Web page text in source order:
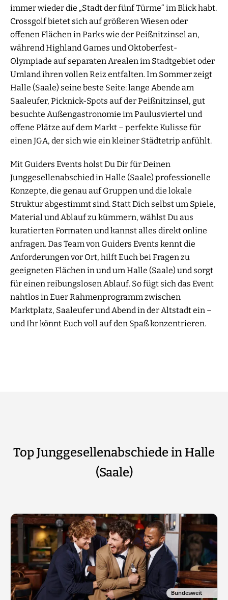
immer wieder die „Stadt der fünf Türme“ im Blick habt.
Crossgolf bietet sich auf größeren Wiesen oder
offenen Flächen in Parks wie der Peißnitzinsel an,
während Highland Games und Oktoberfest-
Olympiade auf separaten Arealen im Stadtgebiet oder
Umland ihren vollen Reiz entfalten. Im Sommer zeigt
Halle (Saale) seine beste Seite: lange Abende am
Saaleufer, Picknick-Spots auf der Peißnitzinsel, gut
besuchte Außengastronomie im Paulusviertel und
offene Plätze auf dem Markt – perfekte Kulisse für
einen JGA, der sich wie ein kleiner Städtetrip anfühlt.
Mit Guiders Events holst Du Dir für Deinen
Junggesellenabschied in Halle (Saale) professionelle
Konzepte, die genau auf Gruppen und die lokale
Struktur abgestimmt sind. Statt Dich selbst um Spiele,
Material und Ablauf zu kümmern, wählst Du aus
kuratierten Formaten und kannst alles direkt online
anfragen. Das Team von Guiders Events kennt die
Anforderungen vor Ort, hilft Euch bei Fragen zu
geeigneten Flächen in und um Halle (Saale) und sorgt
für einen reibungslosen Ablauf. So fügt sich das Event
nahtlos in Euer Rahmenprogramm zwischen
Marktplatz, Saaleufer und Abend in der Altstadt ein –
und Ihr könnt Euch voll auf den Spaß konzentrieren.
Top Junggesellenabschiede in Halle
(Saale)
Bundesweit